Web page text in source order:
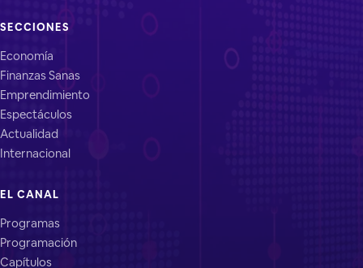
SECCIONES
Economía
Finanzas Sanas
Emprendimiento
Espectáculos
Actualidad
Internacional
EL CANAL
Programas
Programación
Capítulos